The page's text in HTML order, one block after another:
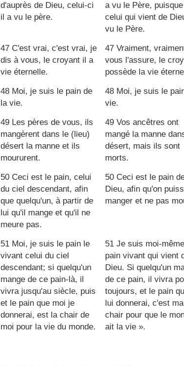
d'auprès de Dieu, celui-ci
il a vu le père.
a vu le Père,
celui qui vient de
vu le Père.
47 C'est vrai, c'est vrai, je
dis à vous, le croyant il a
vie éternelle.
47 Vraiment,
vous l'assure, le
possède la vie
48 Moi, je suis le pain de
la vie.
48 Moi, je suis le
vie.
49 Les pères de vous, ils
mangèrent dans le (lieu)
désert la manne et ils
moururent.
49 Vos ancêtres ont
mangé la manne
désert, mais ils sont
morts.
50 Ceci est le pain, celui
du ciel descendant, afin
que quelqu'un, à partir de
lui qu'il mange et qu'il ne
meure pas.
50 Ceci est le pain
Dieu, afin qu'on
manger et ne pas
51 Moi, je suis le pain le
vivant celui du ciel
descendant; si quelqu'un
mange de ce pain-là, il
vivra jusqu'au siècle, puis
et le pain que moi je
donnerai, est la chair de
moi pour la vie du monde.
51 Je suis moi-
pain vivant qui vient
Dieu. Si quelqu'un
de ce pain, il vivra
toujours, et le pain
lui donnerai, c'est ma
chair pour que le
ait la vie ».